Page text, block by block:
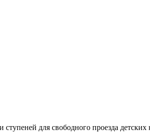
для свободного проезда детских